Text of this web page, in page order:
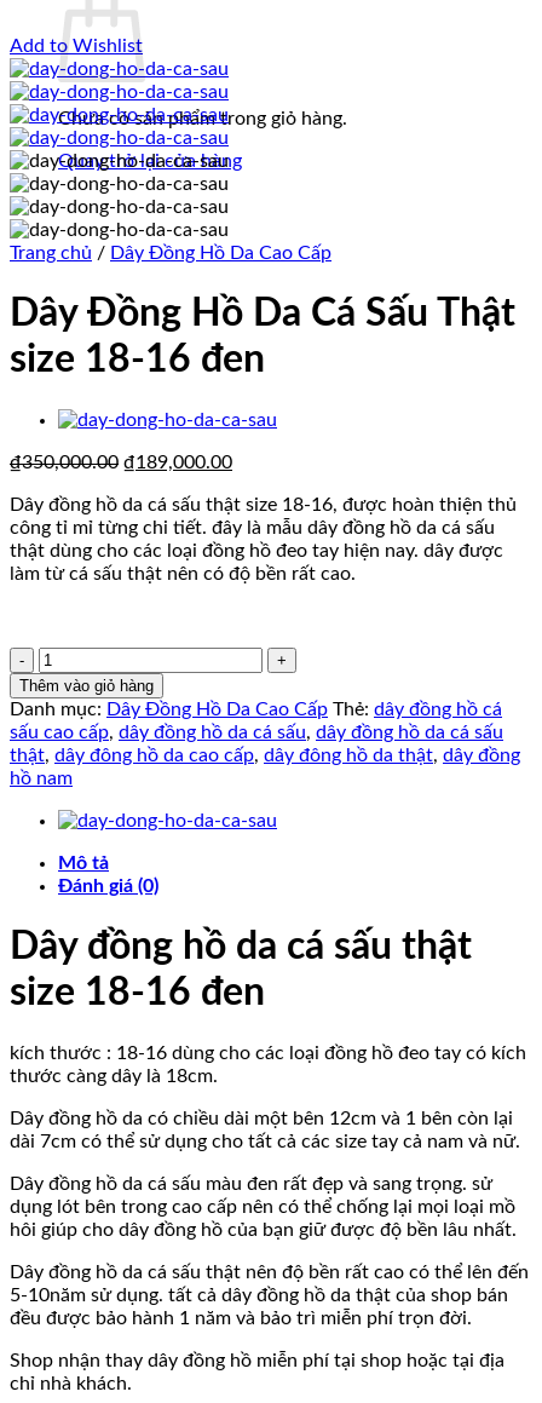
Chưa có sản phẩm trong giỏ hàng.
Quay trở lại cửa hàng
Add to Wishlist
Trang chủ / Dây Đồng Hồ Da Cao Cấp
Dây Đồng Hồ Da Cá Sấu Thật
size 18-16 đen
₫350,000.00 Giá
là:
₫350,000.00.
₫189,000.00Giá
tại
là:
₫189,000.00.
Dây đồng hồ da cá sấu thật size 18-16, được hoàn thiện thủ
công tỉ mỉ từng chi tiết. đây là mẫu dây đồng hồ da cá sấu
thật dùng cho các loại đồng hồ đeo tay hiện nay. dây được
làm từ cá sấu thật nên có độ bền rất cao.
Dây
Đồng
Hồ
Da
Cá
Sấu
size
16
đen
lượng
Thêm vào giỏ hàng
Danh mục: Dây Đồng Hồ Da Cao Cấp Thẻ: dây đồng hồ cá
sấu cao cấp, dây đồng hồ da cá sấu, dây đồng hồ da cá sấu
thật, dây đông hồ da cao cấp, dây đông hồ da thật, dây đồng
hồ nam
Mô tả
Đánh giá (0)
Dây đồng hồ da cá sấu thật
size 18-16 đen
kích thước : 18-16 dùng cho các loại đồng hồ đeo tay có kích
thước càng dây là 18cm.
Dây đồng hồ da có chiều dài một bên 12cm và 1 bên còn lại
dài 7cm có thể sử dụng cho tất cả các size tay cả nam và nữ.
Dây đồng hồ da cá sấu màu đen rất đẹp và sang trọng. sử
dụng lót bên trong cao cấp nên có thể chống lại mọi loại mồ
hôi giúp cho dây đồng hồ của bạn giữ được độ bền lâu nhất.
Dây đồng hồ da cá sấu thật nên độ bền rất cao có thể lên đến
5-10năm sử dụng. tất cả dây đồng hồ da thật của shop bán
đều được bảo hành 1 năm và bảo trì miễn phí trọn đời.
Shop nhận thay dây đồng hồ miễn phí tại shop hoặc tại địa
chỉ nhà khách.